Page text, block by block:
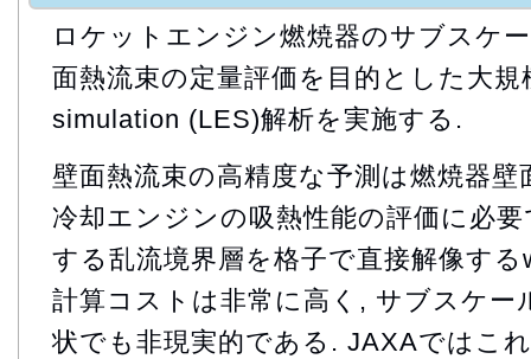
ロケットエンジン燃焼器のサブスケ
面熱流束の定量評価を目的とした大
simulation (LES)解析を実施する.
壁面熱流束の高精度な予測は燃焼器
冷却エンジンの吸熱性能の評価に必
する乱流境界層を格子で直接解像す
計算コストは非常に高く, サブスケー
状でも非現実的である. JAXAではこ